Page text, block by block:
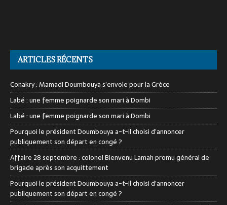
ARTICLES RÉCENTS
Conakry : Mamadi Doumbouya s’envole pour la Grèce
Labé : une femme poignarde son mari à Dombi
Labé : une femme poignarde son mari à Dombi
Pourquoi le président Doumbouya a-t-il choisi d’annoncer
publiquement son départ en congé ?
Affaire 28 septembre : colonel Bienvenu Lamah promu général de
brigade après son acquittement
Pourquoi le président Doumbouya a-t-il choisi d’annoncer
publiquement son départ en congé ?